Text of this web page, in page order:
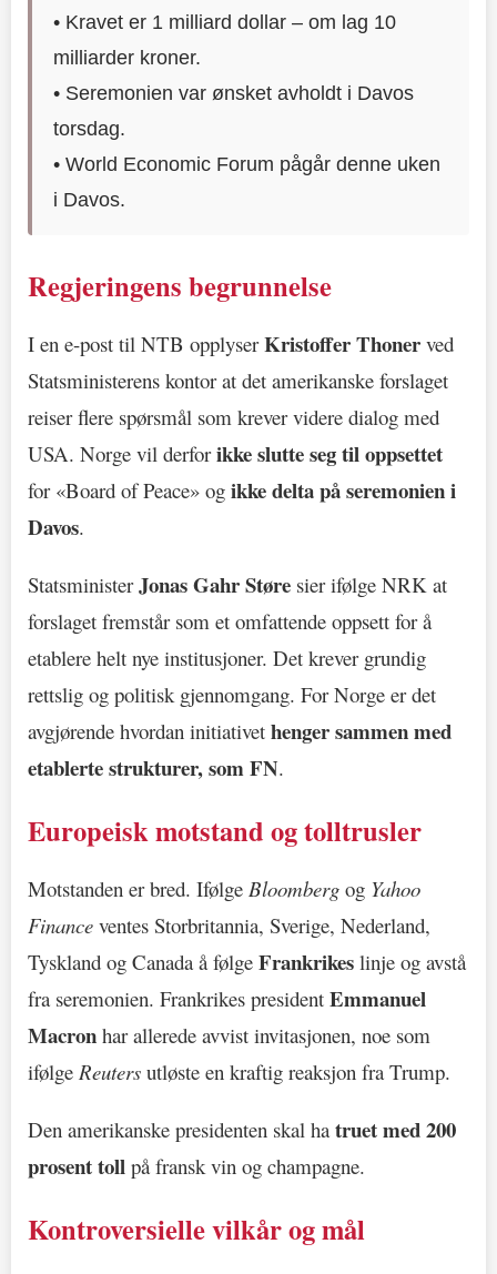
• Kravet er 1 milliard dollar – om lag 10
milliarder kroner.
• Seremonien var ønsket avholdt i Davos
torsdag.
• World Economic Forum pågår denne uken
i Davos.
Regjeringens begrunnelse
I en e-post til NTB opplyserKristoffer Thoner ved
Statsministerens kontor at det amerikanske forslaget
reiser flere spørsmål som krever videre dialog med
USA. Norge vil derforikke slutte seg til oppsettet
for «Board of Peace» og ikke delta på seremonien i
Davos.
StatsministerJonas Gahr Støre sier ifølge NRK at
forslaget fremstår som et omfattende oppsett for å
etablere helt nye institusjoner. Det krever grundig
rettslig og politisk gjennomgang. For Norge er det
avgjørende hvordan initiativet henger sammen med
etablerte strukturer, som FN.
Europeisk motstand og tolltrusler
Motstanden er bred. Ifølge Bloomberg og Yahoo
Finance ventes Storbritannia, Sverige, Nederland,
Tyskland og Canada å følge Frankrikes linje og avstå
fra seremonien. Frankrikes president Emmanuel
Macron har allerede avvist invitasjonen, noe som
ifølge Reuters utløste en kraftig reaksjon fra Trump.
Den amerikanske presidenten skal hatruet med 200
prosent toll på fransk vin og champagne.
Kontroversielle vilkår og mål